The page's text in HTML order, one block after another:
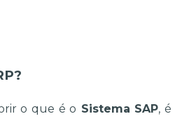
o que é o Sistema SAP, é